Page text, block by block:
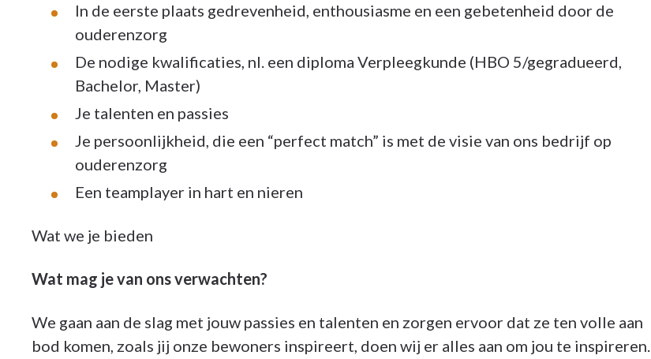
In de eerste plaats gedrevenheid, enthousiasme en een gebetenheid door de
ouderenzorg
De nodige kwalificaties, nl. een diploma Verpleegkunde (HBO 5/gegradueerd,
Bachelor, Master)
Je talenten en passies
Je persoonlijkheid, die een “perfect match” is met de visie van ons bedrijf op
ouderenzorg
Een teamplayer in hart en nieren
Wat we je bieden
Wat mag je van ons verwachten?
We gaan aan de slag met jouw passies en talenten en zorgen ervoor dat ze ten volle aan
bod komen, zoals jij onze bewoners inspireert, doen wij er alles aan om jou te inspireren.